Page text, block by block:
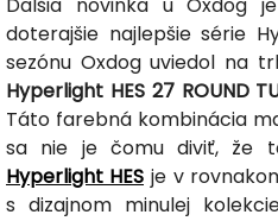
doterajšie najlepšie série
sezónu Oxdog uviedol na
Hyperlight HES 27 ROUND
Táto farebná kombinácia
sa nie je čomu diviť, že
Hyperlight HES je v
s dizajnom minulej